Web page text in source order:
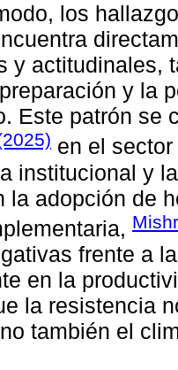
los
y actitudinales,
y la
Este patrón se
en el
institucional y
la adopción de
frente a
en la
la resistencia
también el